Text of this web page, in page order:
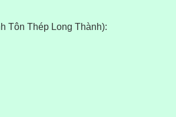
Tôn Thép Long Thành):